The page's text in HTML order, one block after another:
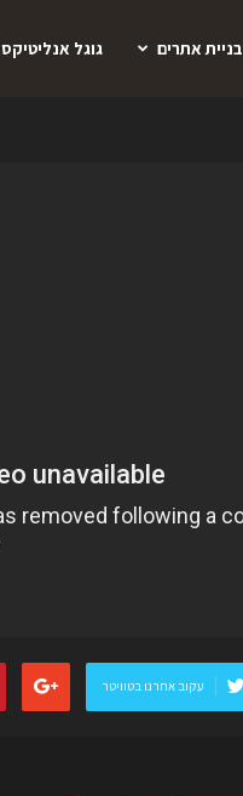
בניית אתרים גוגל אנליטיקס
עקוב אחרנו בטוויטר